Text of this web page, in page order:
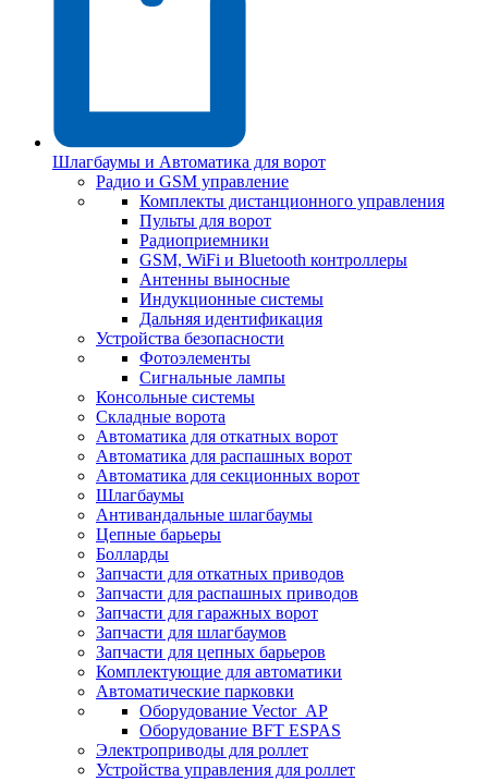
Шлагбаумы и Автоматика для ворот
Радио и GSM управление
Комплекты дистанционного управления
Пульты для ворот
Радиоприемники
GSM, WiFi и Bluetooth контроллеры
Антенны выносные
Индукционные системы
Дальняя идентификация
Устройства безопасности
Фотоэлементы
Сигнальные лампы
Консольные системы
Складные ворота
Автоматика для откатных ворот
Автоматика для распашных ворот
Автоматика для секционных ворот
Шлагбаумы
Антивандальные шлагбаумы
Цепные барьеры
Болларды
Запчасти для откатных приводов
Запчасти для распашных приводов
Запчасти для гаражных ворот
Запчасти для шлагбаумов
Запчасти для цепных барьеров
Комплектующие для автоматики
Автоматические парковки
Оборудование Vector_AP
Оборудование BFT ESPAS
Электроприводы для роллет
Устройства управления для роллет